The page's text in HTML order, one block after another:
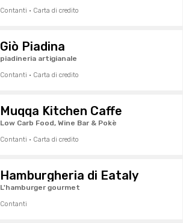
Contanti · Carta di credito
Giò Piadina
piadineria artigianale
Contanti · Carta di credito
Muqqa Kitchen Caffe
Low Carb Food, Wine Bar & Pokè
Contanti · Carta di credito
Hamburgheria di Eataly
L'hamburger gourmet
Contanti